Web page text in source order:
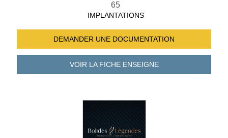
65
IMPLANTATIONS
DEMANDER UNE DOCUMENTATION
VOIR LA FICHEENSEIGNE